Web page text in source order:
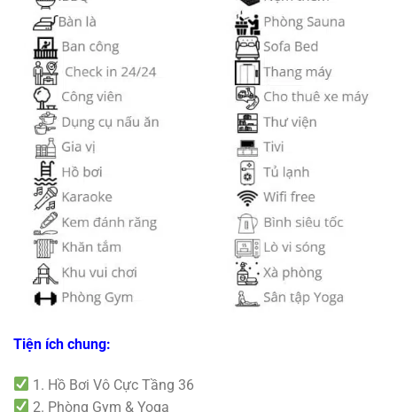
Tiện ích chung:
1. Hồ Bơi Vô Cực Tầng 36
2. Phòng Gym & Yoga